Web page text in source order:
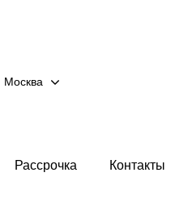
Москва
Рассрочка Контакты